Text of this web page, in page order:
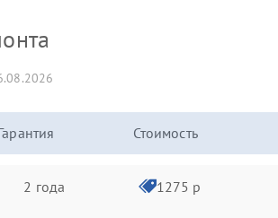
Стоимость
2 года 1275 р